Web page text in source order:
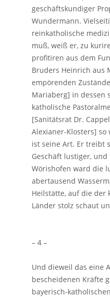
geschäftskundiger
Wundermann.
reinkatholische
muß, weiß er, zu
profitiren aus dem
Bruders Heinrich aus
empörenden
Mariaberg] in dessen
katholische
[Sanitätsrat Dr.
Alexianer-Klosters]
ist seine Art. Er treibt
Geschäft lustiger,
Wörishofen ward die
abertausend
Heilstätte, auf die der
Länder stolz schaut
– 4 –
Und dieweil das eine
bescheidenen Kräfte
bayerisch-